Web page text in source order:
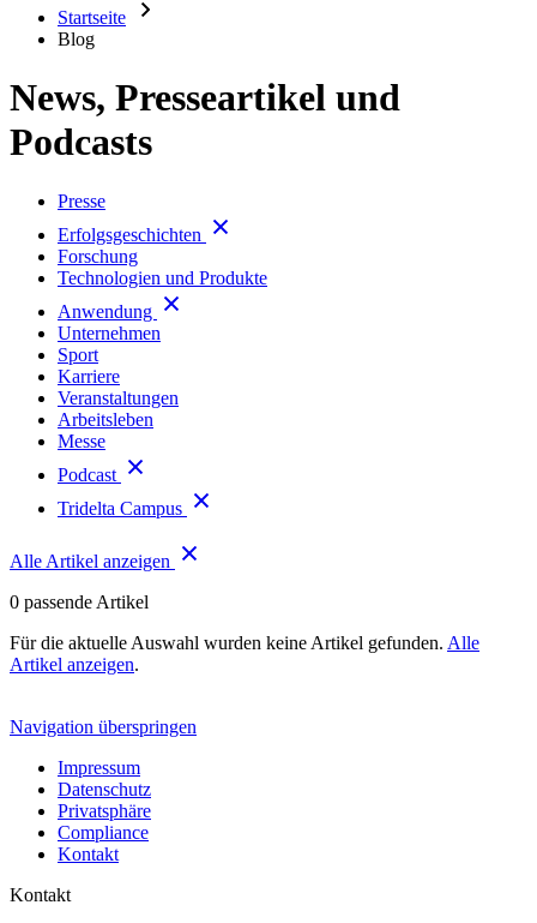
Startseite
Blog
News, Presseartikel und
Podcasts
Presse
Erfolgsgeschichten
Forschung
Technologien und Produkte
Anwendung
Unternehmen
Sport
Karriere
Veranstaltungen
Arbeitsleben
Messe
Podcast
Tridelta Campus
Alle Artikel anzeigen
0 passende Artikel
Für die aktuelle Auswahl wurden keine Artikel gefunden. Alle
Artikel anzeigen.
Navigation überspringen
Impressum
Datenschutz
Privatsphäre
Compliance
Kontakt
Kontakt